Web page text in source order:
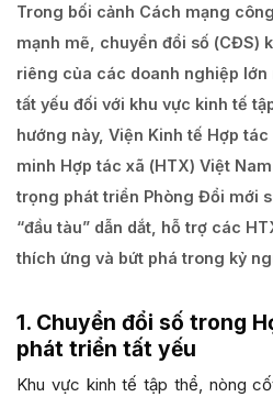
Trong bối cảnh Cách mạng
mạnh mẽ, chuyển đổi số (CĐS)
riêng của các doanh nghiệp
tất yếu đối với khu vực kinh tế
hướng này, Viện Kinh tế Hợp
minh Hợp tác xã (HTX) Việt
trọng phát triển Phòng Đổi mới
“đầu tàu” dẫn dắt, hỗ trợ các
thích ứng và bứt phá trong kỷ
1. Chuyển đổi số trong
phát triển tất yếu
Khu vực kinh tế tập thể, nòng